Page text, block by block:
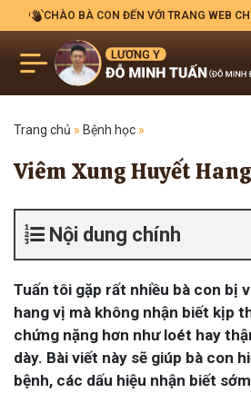
CHÀO BÀ CON ĐẾN VỚI TRANG WEB
Trang chủ » Bệnh học »
Viêm Xung Huyết
Nội dung chính
Tuấn tôi gặp rất nhiều bà con bị
hang vị mà không nhận biết kịp
chứng nặng hơn như loét hay
dày. Bài viết này sẽ giúp bà con
bệnh, các dấu hiệu nhận biết